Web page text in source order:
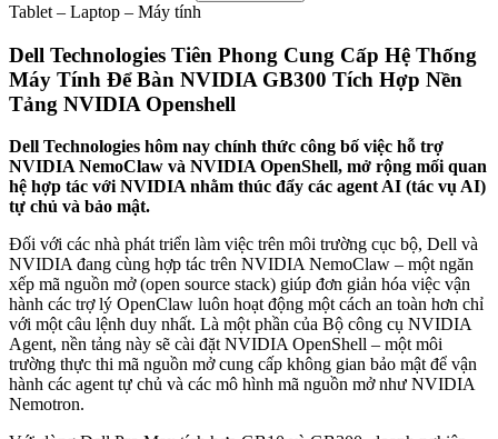
Tablet – Laptop – Máy tính
Dell Technologies Tiên Phong Cung Cấp Hệ Thống
Máy Tính Để Bàn NVIDIA GB300 Tích Hợp Nền
Tảng NVIDIA Openshell
Dell Technologies hôm nay chính thức công bố việc hỗ trợ
NVIDIA NemoClaw và NVIDIA OpenShell, mở rộng mối quan
hệ hợp tác với NVIDIA nhằm thúc đẩy các agent AI (tác vụ AI)
tự chủ và bảo mật.
Đối với các nhà phát triển làm việc trên môi trường cục bộ, Dell và
NVIDIA đang cùng hợp tác trên NVIDIA NemoClaw – một ngăn
xếp mã nguồn mở (open source stack) giúp đơn giản hóa việc vận
hành các trợ lý OpenClaw luôn hoạt động một cách an toàn hơn chỉ
với một câu lệnh duy nhất. Là một phần của Bộ công cụ NVIDIA
Agent, nền tảng này sẽ cài đặt NVIDIA OpenShell – một môi
trường thực thi mã nguồn mở cung cấp không gian bảo mật để vận
hành các agent tự chủ và các mô hình mã nguồn mở như NVIDIA
Nemotron.